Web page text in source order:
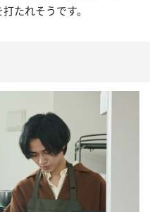
たれそうです。